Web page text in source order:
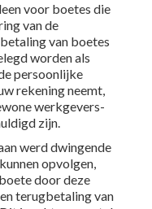
voor boetes die
van de
van boetes
worden als
persoonlijke
rekening neemt,
werkgevers-
zijn.
werd dwingende
opvolgen,
door deze
terugbetaling van